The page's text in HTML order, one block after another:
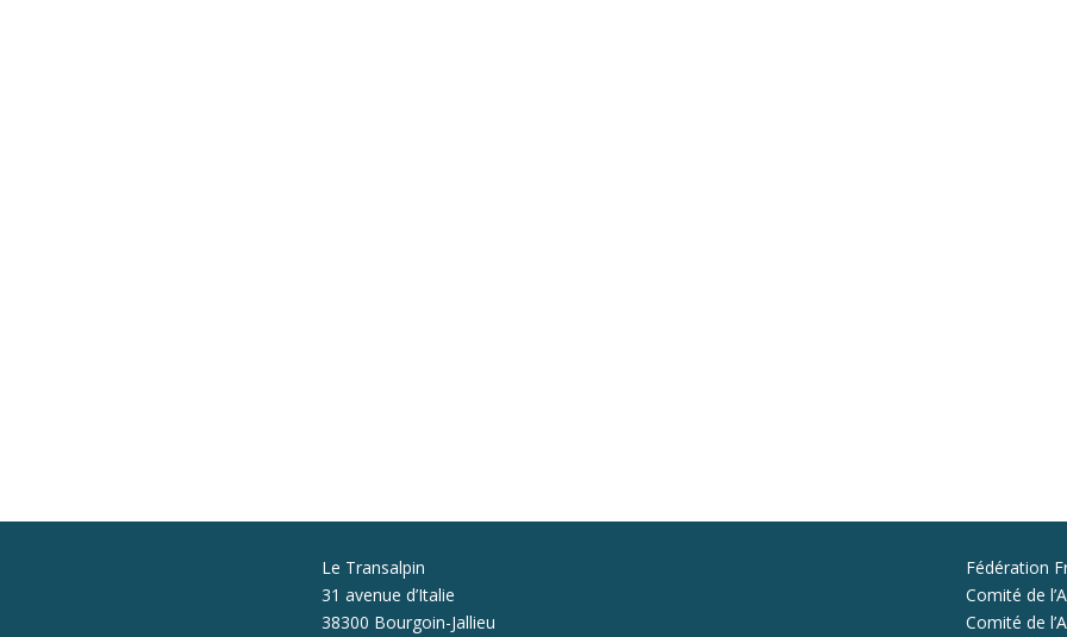
Le Transalpin
31 avenue d’Italie
38300 Bourgoin-Jallieu
Fédération
Comité de
Comité de